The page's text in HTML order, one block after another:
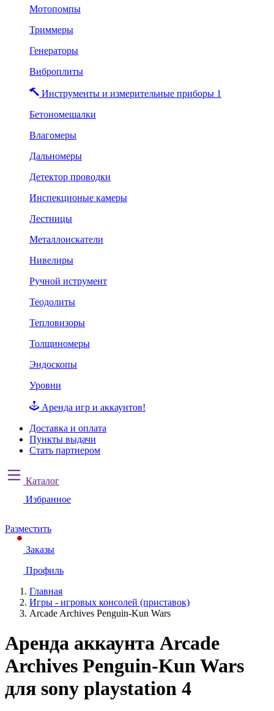
Мотопомпы
Триммеры
Генераторы
Виброплиты
Инструменты и измерительные приборы 1
Бетономешалки
Влагомеры
Дальномеры
Детектор проводки
Инспекционые камеры
Лестницы
Металлоискатели
Нивелиры
Ручной иструмент
Теодолиты
Тепловизоры
Толщиномеры
Эндоскопы
Уровни
Аренда игр и аккаунтов!
Доставка и оплата
Пункты выдачи
Стать партнером
Каталог
Избранное
Разместить
Заказы
Профиль
Главная
Игры - игровых консолей (приставок)
Arcade Archives Penguin-Kun Wars
Аренда аккаунта Arcade
Archives Penguin-Kun Wars
для sony playstation 4